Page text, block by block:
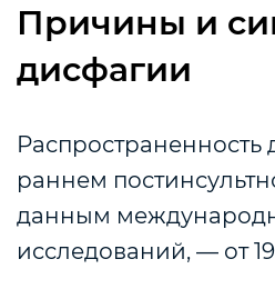
Причины и
дисфагии
Распространенность
раннем
данным
исследований, — от